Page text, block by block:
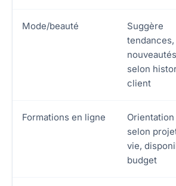
Mode/beauté
Suggère
tendances,
nouveautés
selon
client
Formations en ligne
Orientation
selon
vie,
budget